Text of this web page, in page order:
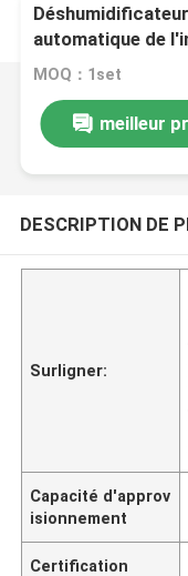
automatique de
1000m3/h sec
MOQ：1set
meilleur
DESCRIPTION DE
Surligner:
Capacité d'approv
isionnement
Certification